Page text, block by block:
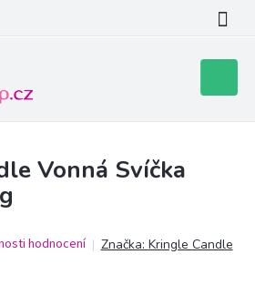
košík
Vonná Svíčka
hodnocení Značka: Kringle Candle